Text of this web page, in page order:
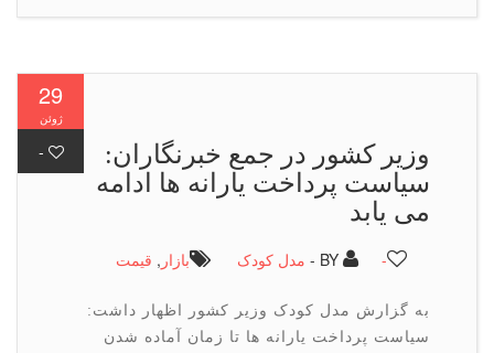
وزیر كشور در جمع خبرنگاران:
سیاست پرداخت یارانه ها ادامه
می یابد
BY - مدل کودک بازار ,قیمت
به گزارش مدل کودک وزیر کشور اظهار داشت:
سیاست پرداخت یارانه ها تا زمان آماده شدن